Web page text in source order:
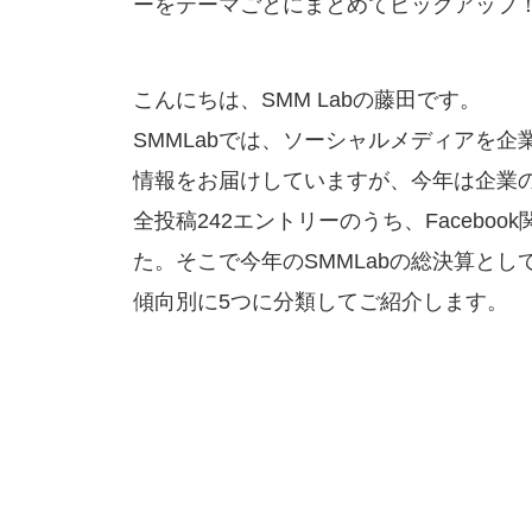
ーをテーマごとにまとめてピックアップ
こんにちは、SMM Labの藤田です。
SMMLabでは、ソーシャルメディアを企
情報をお届けしていますが、今年は企業
全投稿242エントリーのうち、
た。そこで今年のSMMLabの総決算とし
傾向別に5つに分類してご紹介します。